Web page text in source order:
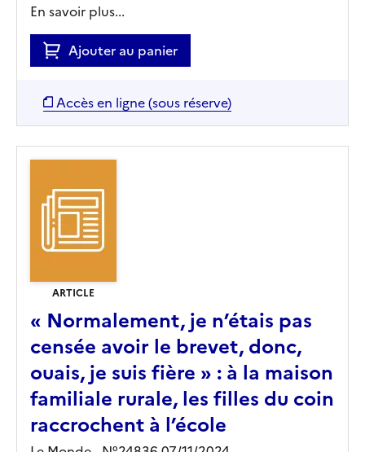
En savoir plus...
Ajouter au panier
Accès en ligne (sous réserve)
ARTICLE
« Normalement, je n’étais pas
censée avoir le brevet, donc,
ouais, je suis fière » : à la maison
familiale rurale, les filles du coin
raccrochent à l’école